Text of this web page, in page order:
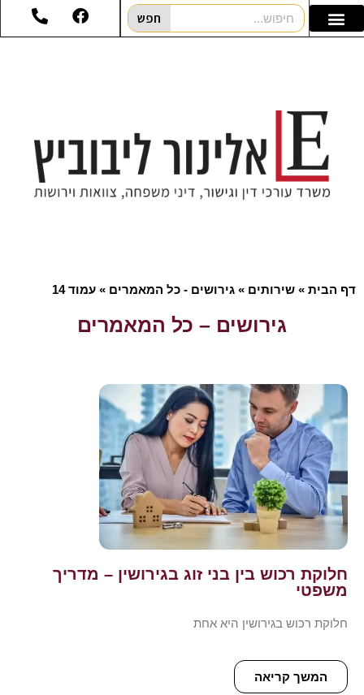
חפש
דף הבית » שירותים » גירושים - כל המאמרים » עמוד 14
גירושים – כל המאמרים
חלוקת רכוש בין בני זוג בגירושין – מדריך
משפטי
חלוקת רכוש בגירושין היא אחת
המשך קריאה